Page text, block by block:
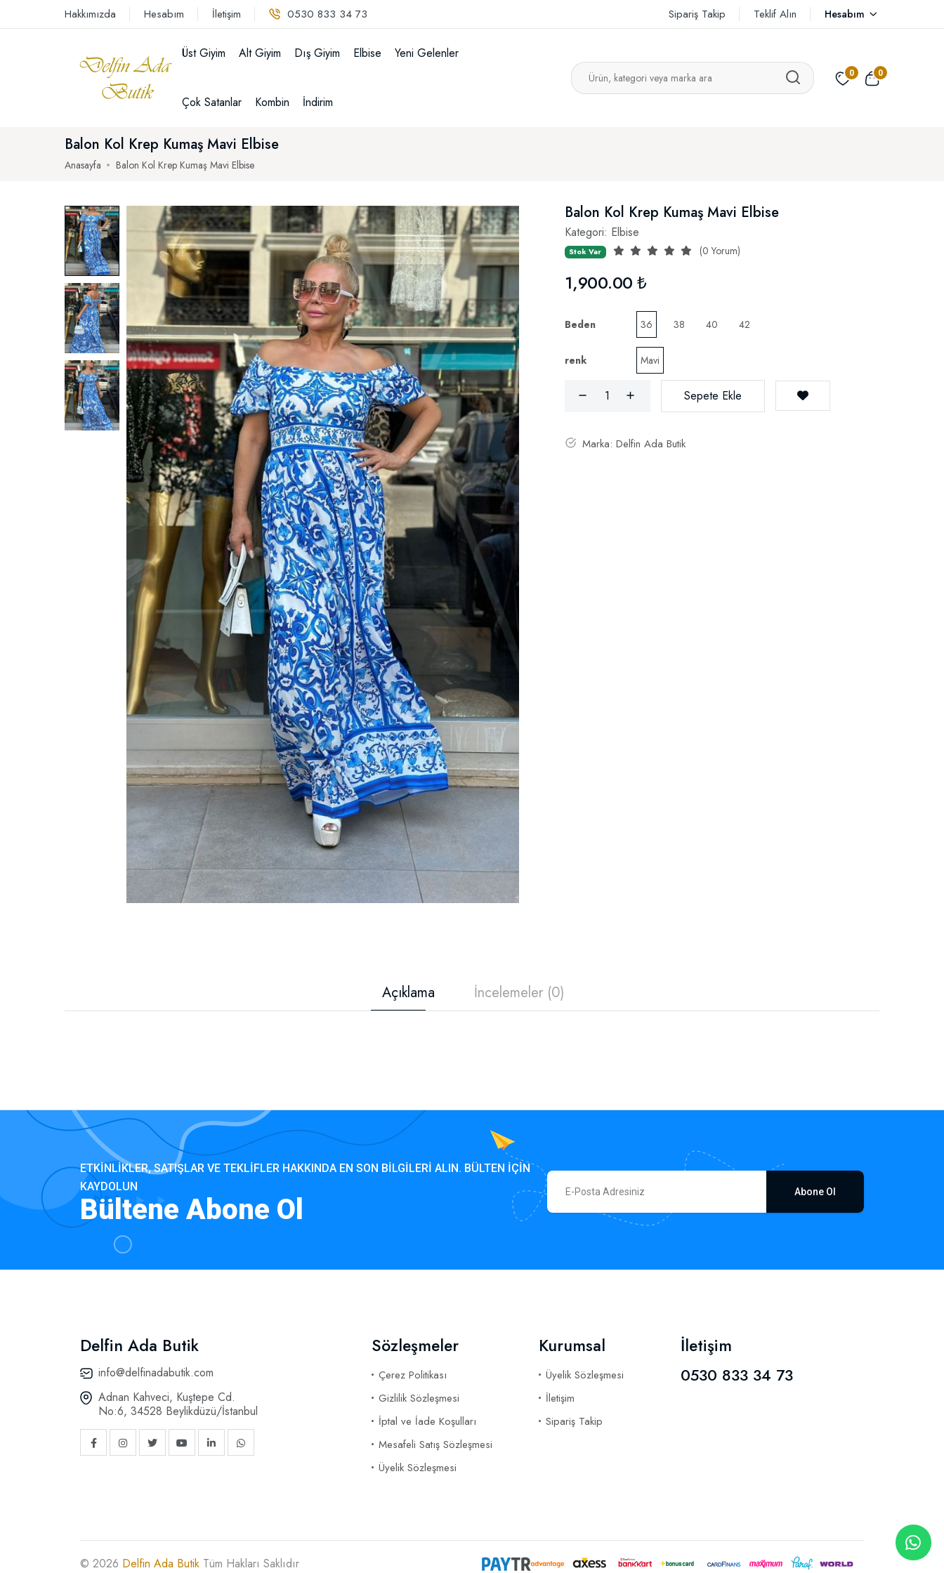
Hakkımızda Hesabım İletişim 0530 833 34 73 Sipariş Takip Teklif Alın Hesabım
Üst Giyim Alt Giyim Dış Giyim Elbise Yeni Gelenler
Çok Satanlar Kombin İndirim
0 0
Balon Kol Krep Kumaş Mavi Elbise
Anasayfa Balon Kol Krep Kumaş Mavi Elbise
Balon Kol Krep Kumaş Mavi Elbise
Kategori: Elbise
Stok Var (0 Yorum)
1,900.00 ₺
Beden 36 38 40 42
renk Mavi
Sepete Ekle
Marka: Delfin Ada Butik
Açıklama İncelemeler (0)
ETKINLIKLER, SATIŞLAR VE TEKLIFLER HAKKINDA EN SON BILGILERI ALIN. BÜLTEN IÇIN
KAYDOLUN
Bültene Abone Ol
Abone Ol
Delfin Ada Butik
info@delfinadabutik.com
Adnan Kahveci, Kuştepe Cd.
No:6, 34528 Beylikdüzü/İstanbul
Sözleşmeler
Çerez Politikası
Gizlilik Sözleşmesi
İptal ve İade Koşulları
Mesafeli Satış Sözleşmesi
Üyelik Sözleşmesi
Kurumsal
Üyelik Sözleşmesi
İletişim
Sipariş Takip
İletişim
0530 833 34 73
© 2026 Delfin Ada Butik Tüm Hakları Saklıdır